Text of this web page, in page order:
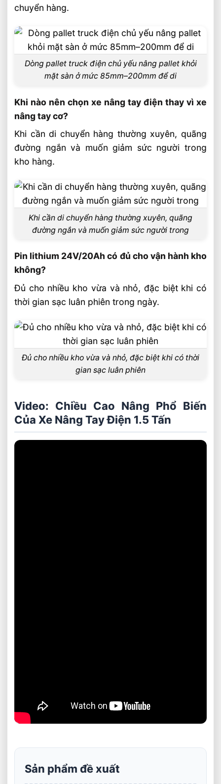
chuyển hàng.
Dòng pallet truck điện chủ yếu nâng pallet khỏi
mặt sàn ở mức 85mm–200mm để di
Khi nào nên chọn xe nâng tay điện thay vì xe
nâng tay cơ?
Khi cần di chuyển hàng thường xuyên, quãng
đường ngắn và muốn giảm sức người trong
kho hàng.
Khi cần di chuyển hàng thường xuyên, quãng
đường ngắn và muốn giảm sức người trong
Pin lithium 24V/20Ah có đủ cho vận hành kho
không?
Đủ cho nhiều kho vừa và nhỏ, đặc biệt khi có
thời gian sạc luân phiên trong ngày.
Đủ cho nhiều kho vừa và nhỏ, đặc biệt khi có thời
gian sạc luân phiên
Video: Chiều Cao Nâng Phổ Biến
Của Xe Nâng Tay Điện 1.5 Tấn
Sản phẩm đề xuất